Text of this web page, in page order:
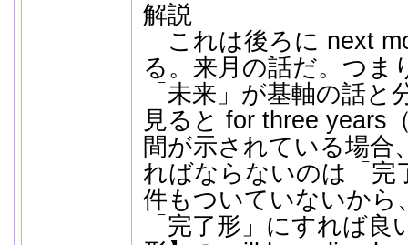
解説
これは後ろに next
る。来月の話だ。つま
「未来」が基軸の話
見ると for three years
間が示されている場合
ればならないのは「完
件もついていないから
「完了形」にすれば